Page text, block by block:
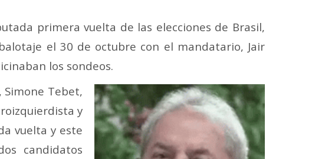
primera vuelta de las elecciones de Brasil,
el 30 de octubre con el mandatario, Jair
los sondeos.
Tebet,
y
vuelta y este
candidatos